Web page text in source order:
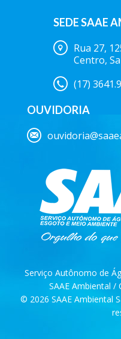
SEDE SAAE
Rua 27,
Centro,
(17)
OUVIDORIA
Serviço Autônomo de
SAAE Ambiental /
© 2026 SAAE Ambiental